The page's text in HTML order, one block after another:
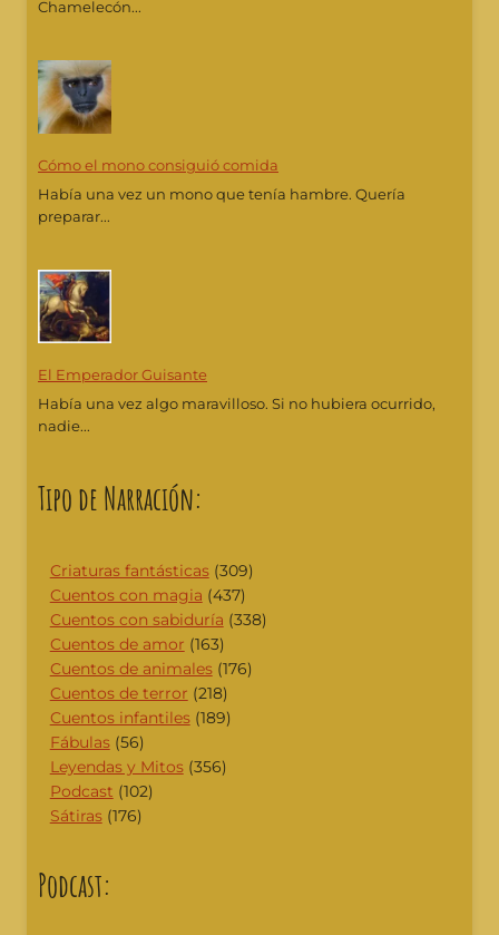
Chamelecón...
Cómo el mono consiguió comida
Había una vez un mono que tenía hambre. Quería
preparar...
El Emperador Guisante
Había una vez algo maravilloso. Si no hubiera ocurrido,
nadie...
Tipo de Narración:
Criaturas fantásticas(309)
Cuentos con magia (437)
Cuentos con sabiduría (338)
Cuentos de amor (163)
Cuentos de animales(176)
Cuentos de terror (218)
Cuentos infantiles(189)
Fábulas(56)
Leyendas y Mitos(356)
Podcast (102)
Sátiras(176)
Podcast: